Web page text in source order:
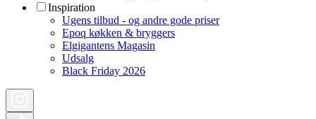
Inspiration
Ugens tilbud - og andre gode priser
Epoq køkken & bryggers
Elgigantens Magasin
Udsalg
Black Friday 2026